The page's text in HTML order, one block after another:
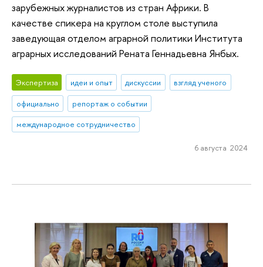
зарубежных журналистов из стран Африки. В
качестве спикера на круглом столе выступила
заведующая отделом аграрной политики Института
аграрных исследований Рената Геннадьевна Янбых.
Экспертиза идеи и опыт дискуссии
взгляд ученого
официально
репортаж о событии
международное сотрудничество
6 августа 2024